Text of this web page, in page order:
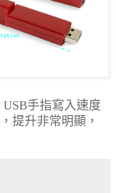
USB手指寫入速度
提升非常明顯，